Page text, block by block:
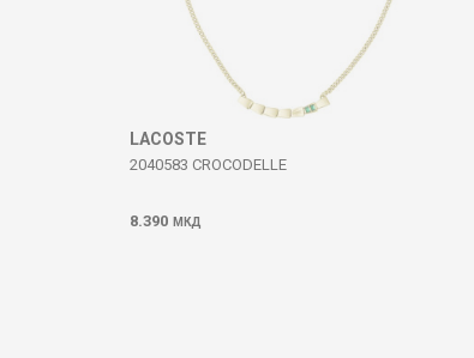
LACOSTE
2040583 CROCODELLE
8.390 МКД